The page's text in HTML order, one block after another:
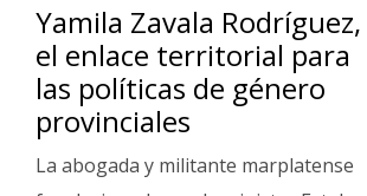
Yamila Zavala Rodríguez,
el enlace territorial para
las políticas de género
provinciales
La abogada y militante marplatense